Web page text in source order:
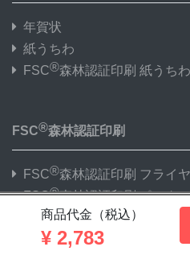
商品代金（税込）
¥ 2,783
年賀状
紙うちわ
FSC®森林認証印刷 紙うちわ
FSC®森林認証印刷
FSC®森林認証印刷 フライ
FSC®森林認証印刷 ポスター
FSC®森林認証印刷 名刺・カ
FSC®森林認証印刷 折パンフ